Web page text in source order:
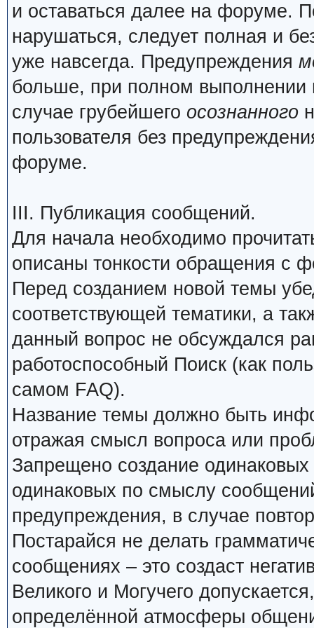
и оставаться далее на форуме.
нарушаться, следует полная и
уже навсегда. Предупреждения
больше, при полном
случае грубейшего осознанного
пользователя без
форуме.
III. Публикация сообщений.
Для начала необходимо
описаны тонкости обращения с
Перед созданием новой темы
соответствующей тематики, а
данный вопрос не обсуждался
работоспособный Поиск (как
самом FAQ).
Название темы должно быть
отражая смысл вопроса или
Запрещено создание
одинаковых по смыслу
предупреждения, в случае
Постарайся не делать
сообщениях – это создаст
Великого и Могучего
определённой атмосферы